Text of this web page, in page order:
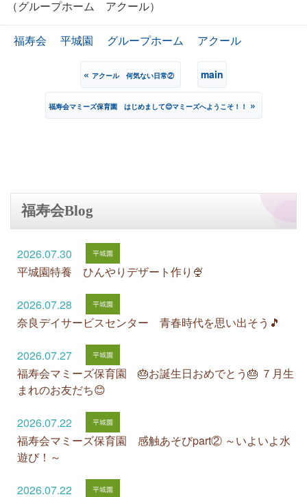
（グループホーム アクール）
福寿会 平城園 グループホーム アクール
« アクール 何気ない日常② main
福寿会マミーズ保育園 はじめまして😊マミーズへようこそ！！ »
福寿会Blog
2026.07.30
平城園特養 ひんやりデザート作り🍨
2026.07.28
奈良デイサービスセンター 青春時代を思い出そう🎵
2026.07.27
福寿会マミーズ保育園 🎂お誕生日おめでとう🎂 ７月生
まれのお友だち😊
2026.07.22
福寿会マミーズ保育園 感触あそびpart② ～いよいよ水
遊び！～
2026.07.22